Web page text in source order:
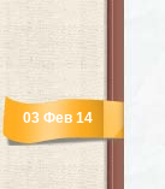
03 Фев 14